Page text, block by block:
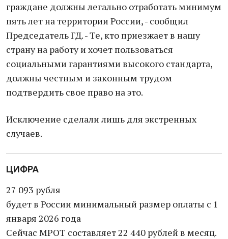
граждане должны легально отработать минимум
пять лет на территории России, - сообщил
Председатель ГД. - Те, кто приезжает в нашу
страну на работу и хочет пользоваться
социальными гарантиями высокого стандарта,
должны честным и законным трудом
подтвердить свое право на это.
Исключение сделали лишь для экстренных
случаев.
ЦИФРА
27 093 рубля
будет в России минимальный размер оплаты с 1
января 2026 года
Сейчас МРОТ составляет 22 440 рублей в месяц.